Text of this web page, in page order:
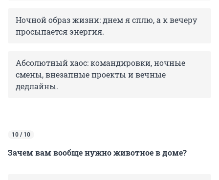
Ночной образ жизни: днем я сплю, а к вечеру
просыпается энергия.
Абсолютный хаос: командировки, ночные
смены, внезапные проекты и вечные
дедлайны.
10 / 10
Зачем вам вообще нужно животное в доме?